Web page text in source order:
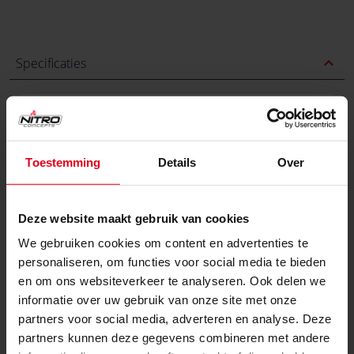
Toestemming Details Over
Deze website maakt gebruik van cookies
We gebruiken cookies om content en advertenties te
personaliseren, om functies voor social media te bieden
en om ons websiteverkeer te analyseren. Ook delen we
informatie over uw gebruik van onze site met onze
partners voor social media, adverteren en analyse. Deze
partners kunnen deze gegevens combineren met andere
Specificaties expand_less
Kleur
Primaire kleur
Zwart
Afmetingen
Breedte
18 cm
Hoogte
45 cm
Gewicht
5 kg
Materialen